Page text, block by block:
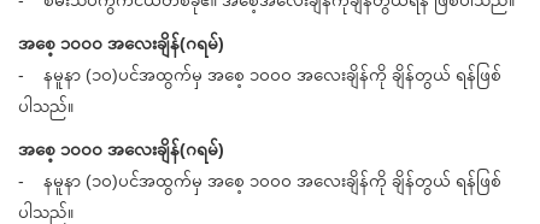
အစေ့ ၁၀၀၀ အလေးချိန်(ဂရမ်)
- နမူနာ (၁၀)ပင်အထွက်မှ အစေ့ ၁၀၀၀ အလေးချိန်ကို ချိန်တွယ် ရန်ဖြစ်
ပါသည်။
အစေ့ ၁၀၀၀ အလေးချိန်(ဂရမ်)
- နမူနာ (၁၀)ပင်အထွက်မှ အစေ့ ၁၀၀၀ အလေးချိန်ကို ချိန်တွယ် ရန်ဖြစ်
ပါသည်။